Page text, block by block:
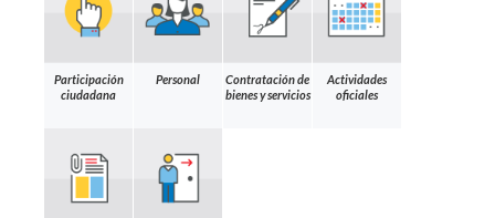
Participación
ciudadana
Personal
Contratación de
bienes y servicios
Actividades
oficiales